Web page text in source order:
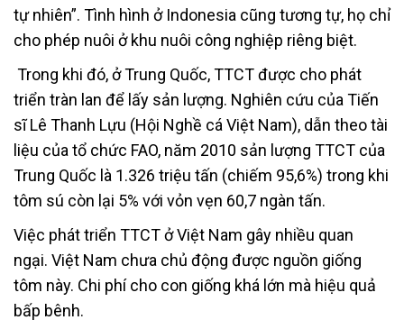
tự nhiên”. Tình hình ở Indonesia cũng tương tự, họ chỉ
cho phép nuôi ở khu nuôi công nghiệp riêng biệt.
Trong khi đó, ở Trung Quốc, TTCT được cho phát
triển tràn lan để lấy sản lượng. Nghiên cứu của Tiến
sĩ Lê Thanh Lựu (Hội Nghề cá Việt Nam), dẫn theo tài
liệu của tổ chức FAO, năm 2010 sản lượng TTCT của
Trung Quốc là 1.326 triệu tấn (chiếm 95,6%) trong khi
tôm sú còn lại 5% với vỏn vẹn 60,7 ngàn tấn.
Việc phát triển TTCT ở Việt Nam gây nhiều quan
ngại. Việt Nam chưa chủ động được nguồn giống
tôm này. Chi phí cho con giống khá lớn mà hiệu quả
bấp bênh.